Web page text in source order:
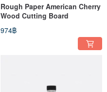
Rough Paper American Cherry
Wood Cutting Board
974฿